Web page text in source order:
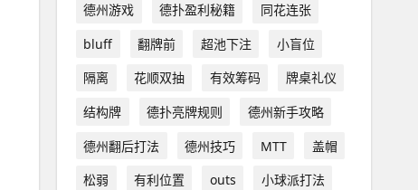
德州游戏
德扑盈利秘籍
同花连张
bluff
翻牌前 超池下注
小盲位
隔离
花顺双抽 有效筹码
牌桌礼仪
结构牌
德扑亮牌规则
德州新手攻略
德州翻后打法
德州技巧 MTT
盖帽
松弱
有利位置 outs 小球派打法